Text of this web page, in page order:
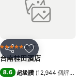
分享 加入我的最愛
5 星級 飯店
台南桂田酒店
8.6 超級讚 (12,944 個評分